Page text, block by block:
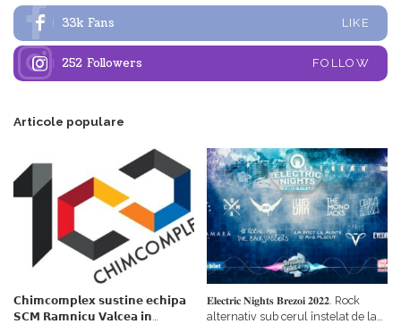
33k Fans LIKE
252 Followers FOLLOW
Articole populare
𝗖𝗵𝗶𝗺𝗰𝗼𝗺𝗽𝗹𝗲𝘅 𝘀𝘂𝘀𝘁𝗶𝗻𝗲 𝗲𝗰𝗵𝗶𝗽𝗮
𝗦𝗖𝗠 𝗥𝗮𝗺𝗻𝗶𝗰𝘂 𝗩𝗮𝗹𝗰𝗲𝗮 𝗶𝗻
𝐄𝐥𝐞𝐜𝐭𝐫𝐢𝐜 𝐍𝐢𝐠𝐡𝐭𝐬 𝐁𝐫𝐞𝐳𝐨𝐢 𝟐𝟎𝟐𝟐. Rock
alternativ sub cerul înstelat de la